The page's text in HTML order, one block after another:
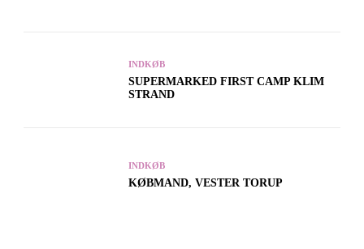
INDKØB
SUPERMARKED FIRST CAMP KLIM
STRAND
INDKØB
KØBMAND, VESTER TORUP